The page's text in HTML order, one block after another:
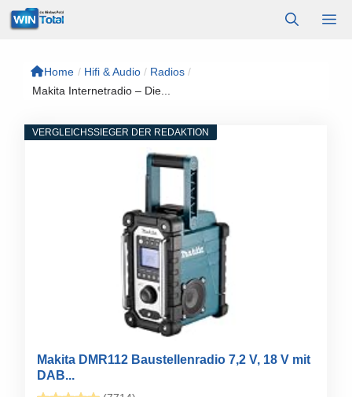
Zum
Inhalt
Home / Hifi & Audio / Radios /
Makita Internetradio – Die...
VERGLEICHSSIEGER DER REDAKTION
Makita DMR112 Baustellenradio 7,2 V, 18 V mit
DAB...